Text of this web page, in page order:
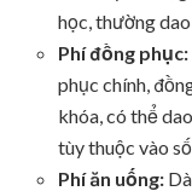
học, thường
Phí đồng phục:
phục chính,
khóa, có thể
tùy thuộc vào
Phí ăn uống: